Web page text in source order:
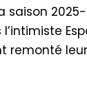
remonté